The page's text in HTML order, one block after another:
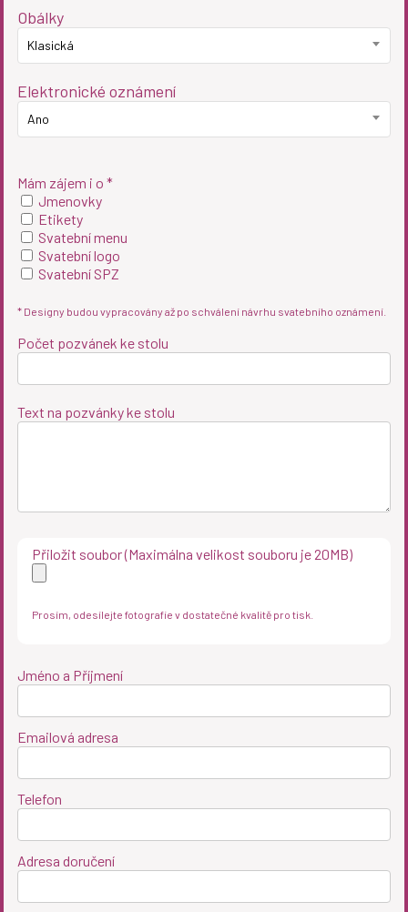
Obálky
Klasická
Elektronické oznámení
Ano
Mám zájem i o *
Jmenovky
Etikety
Svatební menu
Svatební logo
Svatební SPZ
* Designy budou vypracovány až po schválení návrhu svatebního oznámení.
Počet pozvánek ke stolu
Text na pozvánky ke stolu
Přiložit soubor (Maximálna velikost souboru je 20MB)
Prosím, odesílejte fotografie v dostatečné kvalitě pro tisk.
Jméno a Příjmení
Emailová adresa
Telefon
Adresa doručení